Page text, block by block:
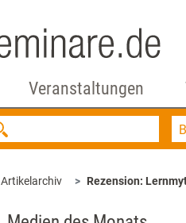
Veranstaltungen
Artikelarchiv Rezension: